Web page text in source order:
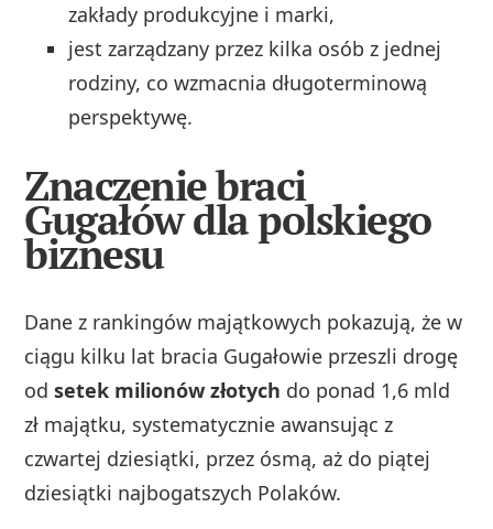
zakłady produkcyjne i marki,
jest zarządzany przez kilka osób z jednej
rodziny, co wzmacnia długoterminową
perspektywę.
Znaczenie braci
Gugałów dla polskiego
biznesu
Dane z rankingów majątkowych pokazują, że w
ciągu kilku lat bracia Gugałowie przeszli drogę
odsetek milionów złotych do ponad 1,6 mld
zł majątku, systematycznie awansując z
czwartej dziesiątki, przez ósmą, aż do piątej
dziesiątki najbogatszych Polaków.